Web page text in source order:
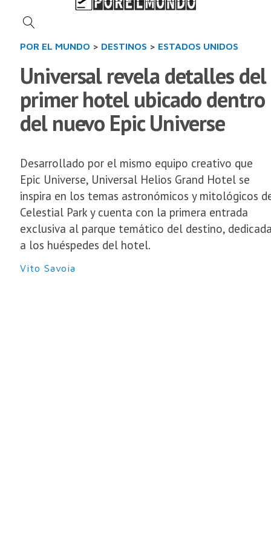
POR EL MUNDO > DESTINOS > ESTADOS UNIDOS
Universal revela detalles del
primer hotel ubicado dentro
del nuevo Epic Universe
Desarrollado por el mismo equipo creativo que
Epic Universe, Universal Helios Grand Hotel se
inspira en los temas astronómicos y mitológicos
Celestial Park y cuenta con la primera entrada
exclusiva al parque temático del destino,
a los huéspedes del hotel.
Vito Savoia